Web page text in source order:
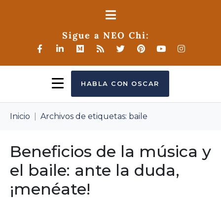
Sigue a NEO Chi:
HABLA CON OSCAR
Inicio Archivos de etiquetas: baile
Beneficios de la música y
el baile: ante la duda,
¡menéate!